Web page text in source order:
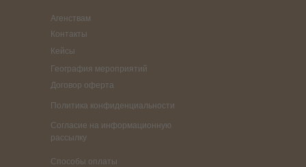
Способы оплаты
Согласие на информационную
рассылку
Политика конфиденциальности
Договор оферта
География мероприятий
Кейсы
Контакты
Агенствам